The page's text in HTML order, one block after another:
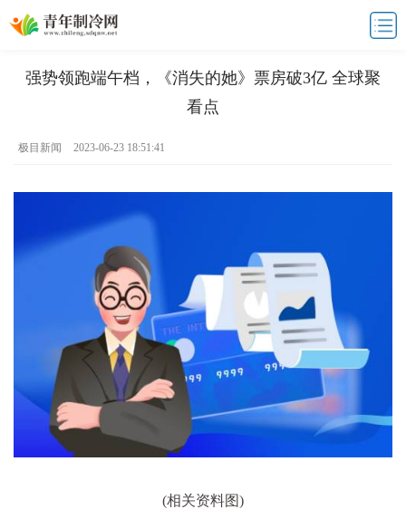
强势领跑端午档，《消失的她》票房破3亿 全球聚
看点
极目新闻 2023-06-23 18:51:41
(相关资料图)